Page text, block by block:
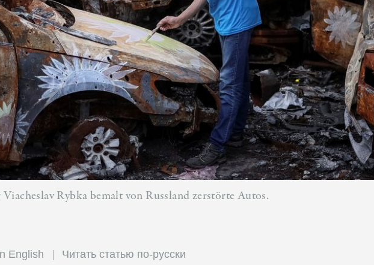
Rybka bemalt von Russland zerstörte Autos.
English Читать статью по-русски